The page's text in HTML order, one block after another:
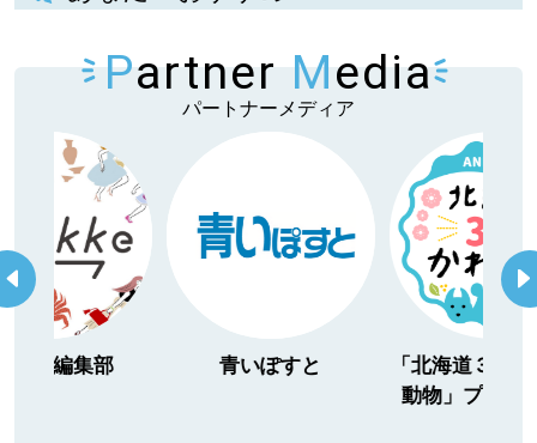
Partner Media
パートナーメディア
編集部 青いぽすと
「北海道３大
動物」プロジ